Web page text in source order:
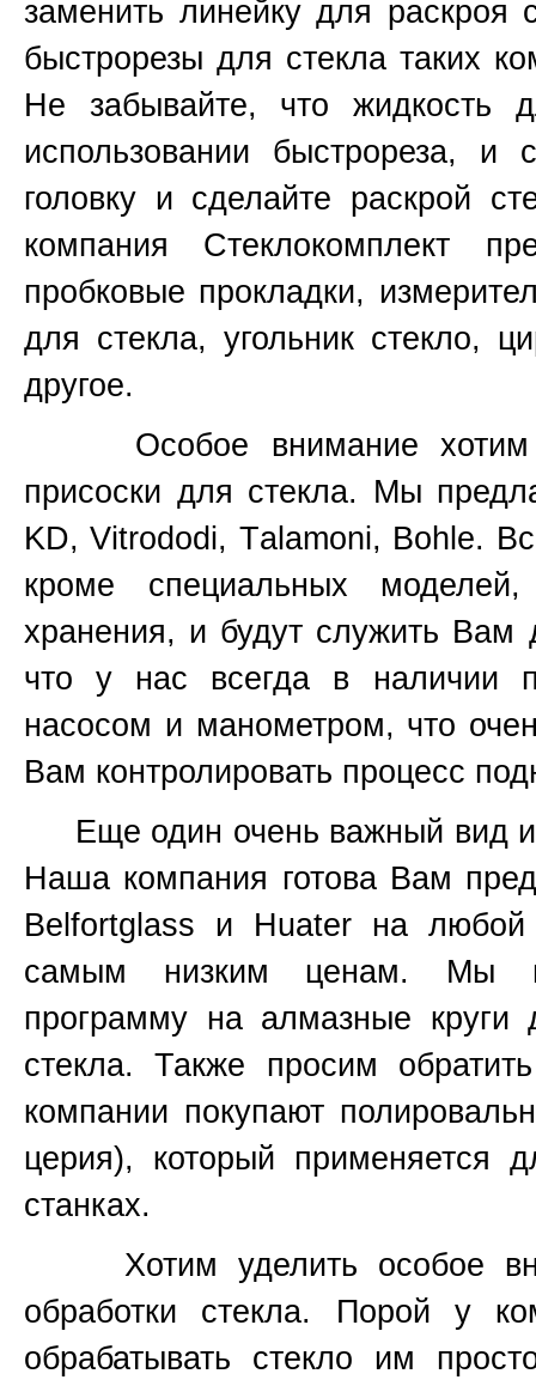
заменить линейку для раскроя
быстрорезы для стекла таких
Не забывайте, что жидкость
использовании быстрореза, и
головку и сделайте раскрой
компания Стеклокомплект
пробковые прокладки,
для стекла, угольник стекло,
другое.
Особое внимание хотим
присоски для стекла. Мы
KD, Vitrododi, Talamoni, Bohle.
кроме специальных
хранения, и будут служить Вам
что у нас всегда в наличии
насосом и манометром, что
Вам контролировать процесс
Еще один очень важный вид
Наша компания готова Вам
Belfortglass и Huater на
самым низким ценам. Мы
программу на алмазные круги
стекла. Также просим
компании покупают
церия), который применяется
станках.
Хотим уделить особое
обработки стекла. Порой у
обрабатывать стекло им